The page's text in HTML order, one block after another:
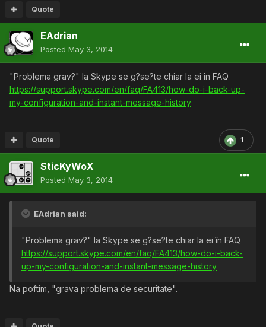
Quote
EAdrian
Posted May 3, 2014
"Problema grav?" la Skype se g?se?te chiar la ei în FAQ
https://support.skype.com/en/faq/FA413/how-do-i-back-up-
my-configuration-and-instant-message-history
1
Quote
SticKyWoX
Posted May 3, 2014
EAdrian said:
"Problema grav?" la Skype se g?se?te chiar la ei în FAQ
https://support.skype.com/en/faq/FA413/how-do-i-back-
up-my-configuration-and-instant-message-history
Na poftim, "grava problema de securitate".